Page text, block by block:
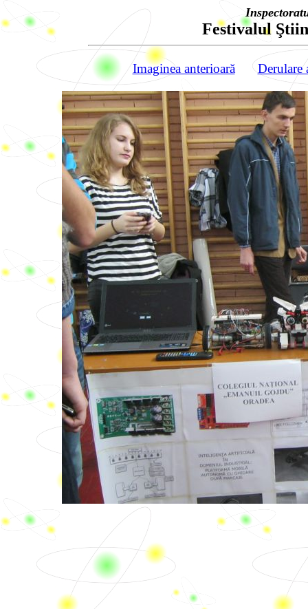
Festivalul
Imaginea anterioară Derulare